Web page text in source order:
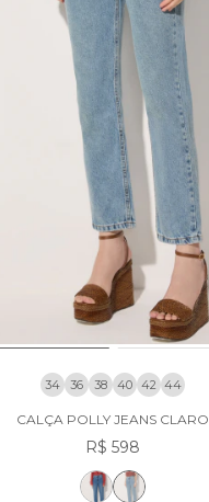
34 36 38 40 42 44
CALÇA POLLY JEANS CLARO
R$ 598